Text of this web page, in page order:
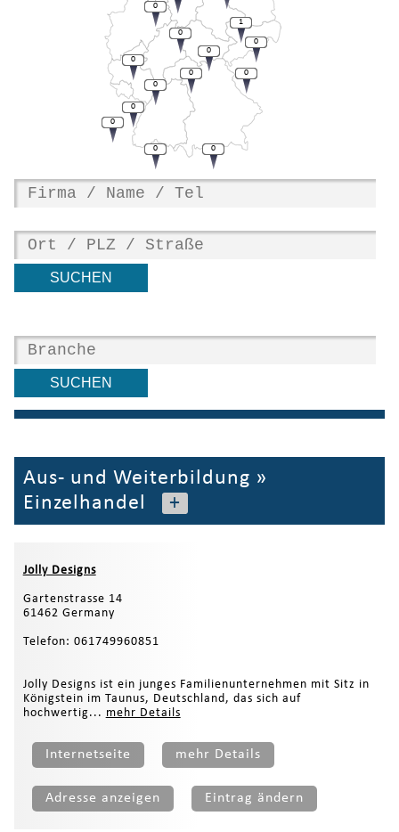
0
0
0
1
0
0
0
0
0
0
0
0
0
Aus- und Weiterbildung »
Einzelhandel
+
Jolly Designs
Gartenstrasse 14
61462 Germany
Telefon: 061749960851
Jolly Designs ist ein junges Familienunternehmen mit Sitz in
Königstein im Taunus, Deutschland, das sich auf
hochwertig... mehr Details
Internetseite mehr Details
Adresse anzeigen Eintrag ändern